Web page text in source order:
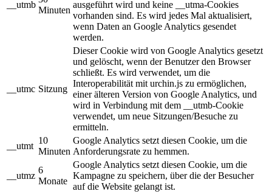
__utmb
Minuten
ausgeführt wird und keine __utma-Cookies
vorhanden sind. Es wird jedes Mal aktualisiert,
wenn Daten an Google Analytics gesendet
werden.
__utmc Sitzung
Dieser Cookie wird von Google Analytics gesetzt
und gelöscht, wenn der Benutzer den Browser
schließt. Es wird verwendet, um die
Interoperabilität mit urchin.js zu ermöglichen,
einer älteren Version von Google Analytics, und
wird in Verbindung mit dem __utmb-Cookie
verwendet, um neue Sitzungen/Besuche zu
ermitteln.
__utmt
10
Minuten
Google Analytics setzt diesen Cookie, um die
Anforderungsrate zu hemmen.
__utmz
6
Monate
Google Analytics setzt diesen Cookie, um die
Kampagne zu speichern, über die der Besucher
auf die Website gelangt ist.